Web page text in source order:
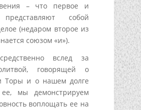
– что первое и
собой
(недаром второе из
союзом «и»).
вслед за
говорящей о
Торы и о нашем долге
ее, мы демонстрируем
воплощать ее на